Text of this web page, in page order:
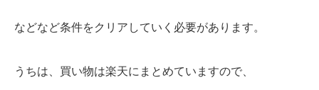
などなど条件をクリアしていく必要があります。
うちは、買い物は楽天にまとめていますので、